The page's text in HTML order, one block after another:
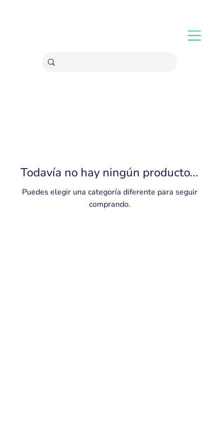
Todavía no hay ningún producto...
Puedes elegir una categoría diferente para seguir
comprando.